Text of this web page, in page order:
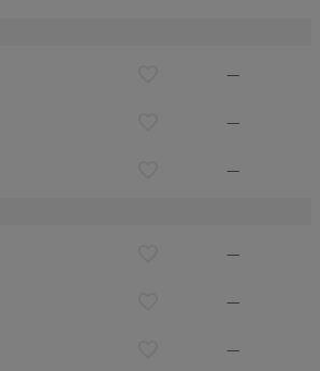
—
—
—
—
—
—